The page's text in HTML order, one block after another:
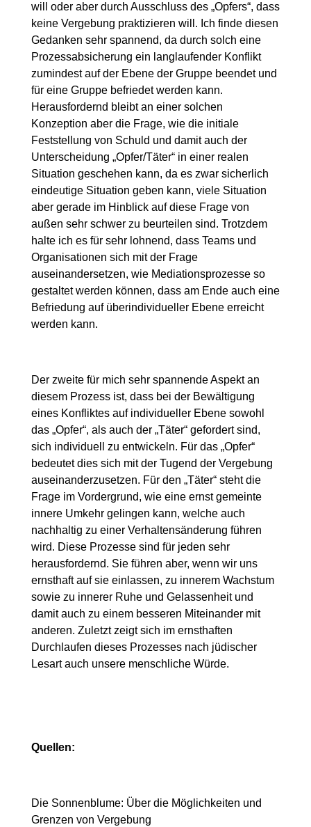
will oder aber durch Ausschluss des „Opfers“, dass
keine Vergebung praktizieren will. Ich finde diesen
Gedanken sehr spannend, da durch solch eine
Prozessabsicherung ein langlaufender Konflikt
zumindest auf der Ebene der Gruppe beendet und
für eine Gruppe befriedet werden kann.
Herausfordernd bleibt an einer solchen
Konzeption aber die Frage, wie die initiale
Feststellung von Schuld und damit auch der
Unterscheidung „Opfer/Täter“ in einer realen
Situation geschehen kann, da es zwar sicherlich
eindeutige Situation geben kann, viele Situation
aber gerade im Hinblick auf diese Frage von
außen sehr schwer zu beurteilen sind. Trotzdem
halte ich es für sehr lohnend, dass Teams und
Organisationen sich mit der Frage
auseinandersetzen, wie Mediationsprozesse so
gestaltet werden können, dass am Ende auch eine
Befriedung auf überindividueller Ebene erreicht
werden kann.
Der zweite für mich sehr spannende Aspekt an
diesem Prozess ist, dass bei der Bewältigung
eines Konfliktes auf individueller Ebene sowohl
das „Opfer“, als auch der „Täter“ gefordert sind,
sich individuell zu entwickeln. Für das „Opfer“
bedeutet dies sich mit der Tugend der Vergebung
auseinanderzusetzen. Für den „Täter“ steht die
Frage im Vordergrund, wie eine ernst gemeinte
innere Umkehr gelingen kann, welche auch
nachhaltig zu einer Verhaltensänderung führen
wird. Diese Prozesse sind für jeden sehr
herausfordernd. Sie führen aber, wenn wir uns
ernsthaft auf sie einlassen, zu innerem Wachstum
sowie zu innerer Ruhe und Gelassenheit und
damit auch zu einem besseren Miteinander mit
anderen. Zuletzt zeigt sich im ernsthaften
Durchlaufen dieses Prozesses nach jüdischer
Lesart auch unsere menschliche Würde.
Quellen:
Die Sonnenblume: Über die Möglichkeiten und
Grenzen von Vergebung